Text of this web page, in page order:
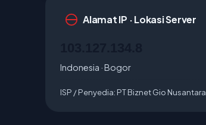
Alamat IP · Lokasi Server
Indonesia · Bogor
ISP / Penyedia: PT Biznet Gio Nusantara